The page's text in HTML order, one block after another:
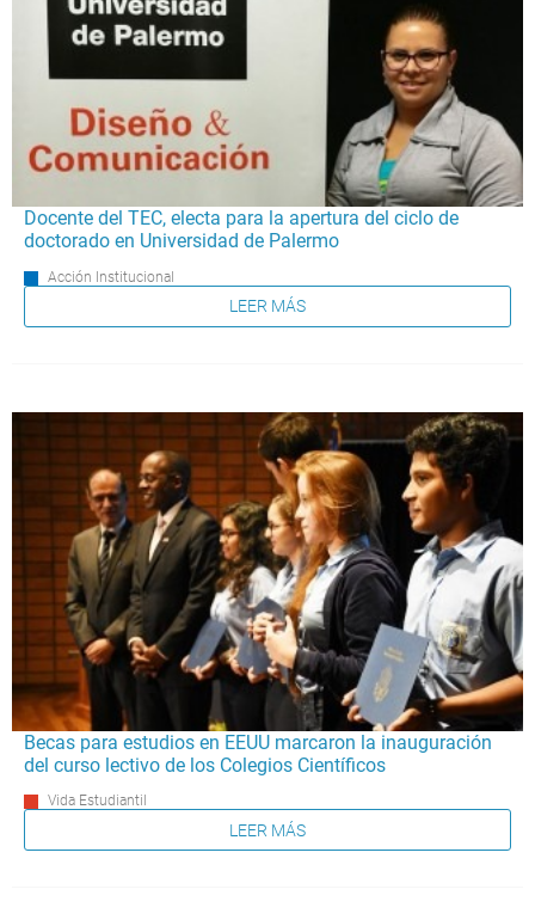
Docente del TEC, electa para la apertura del ciclo de
doctorado en Universidad de Palermo
Acción Institucional
LEER MÁS
Becas para estudios en EEUU marcaron la inauguración
del curso lectivo de los Colegios Científicos
Vida Estudiantil
LEER MÁS